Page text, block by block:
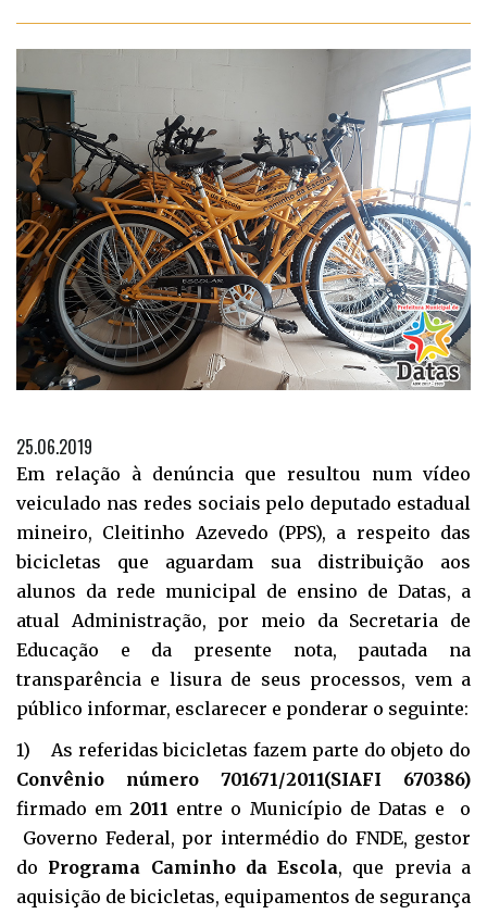
25.06.2019
Em relação à denúncia que resultou num vídeo
veiculado nas redes sociais pelo deputado estadual
mineiro, Cleitinho Azevedo (PPS), a respeito das
bicicletas que aguardam sua distribuição aos
alunos da rede municipal de ensino de Datas, a
atual Administração, por meio da Secretaria de
Educação e da presente nota, pautada na
transparência e lisura de seus processos, vem a
público informar, esclarecer e ponderar o seguinte:
1) As referidas bicicletas fazem parte do objeto do
Convênio número 701671/2011(SIAFI 670386)
firmado em2011 entre o Município de Datas e o
Governo Federal, por intermédio do FNDE, gestor
do Programa Caminho da Escola, que previa a
aquisição de bicicletas, equipamentos de segurança